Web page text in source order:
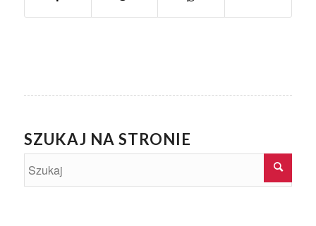
SZUKAJ NA STRONIE